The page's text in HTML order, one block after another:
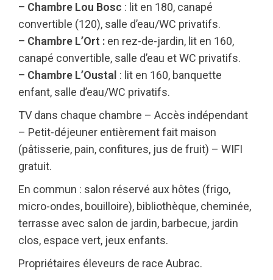
– Chambre Lou Bosc : lit en 180, canapé
convertible (120), salle d’eau/WC privatifs.
– Chambre L’Ort : en rez-de-jardin, lit en 160,
canapé convertible, salle d’eau et WC privatifs.
– Chambre L’Oustal : lit en 160, banquette
enfant, salle d’eau/WC privatifs.
TV dans chaque chambre – Accès indépendant
– Petit-déjeuner entièrement fait maison
(pâtisserie, pain, confitures, jus de fruit) – WIFI
gratuit.
En commun : salon réservé aux hôtes (frigo,
micro-ondes, bouilloire), bibliothèque, cheminée,
terrasse avec salon de jardin, barbecue, jardin
clos, espace vert, jeux enfants.
Propriétaires éleveurs de race Aubrac.